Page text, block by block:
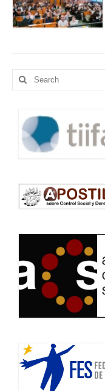
Search
for: